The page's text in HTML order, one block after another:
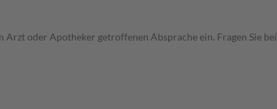
oder Apotheker getroffenen Absprache ein. Fragen Sie